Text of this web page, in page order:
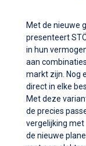
Met de nieuwe
presenteert
in hun
aan
markt zijn. Nog
direct in elke
Met deze
de precies
vergelijking met
de nieuwe